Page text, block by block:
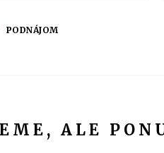
PODNÁJOM
ALE